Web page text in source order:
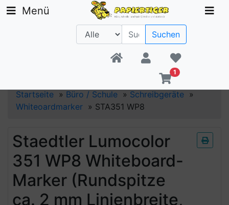
Beratung +49 30 1300 6481
Menü
Suchen
1
Startseite » Büro / Schule » Schreibgeräte »
Whiteoardmarker » STA351 WP8
Staedtler Lumocolor
351 WP8 Whiteboard-
Marker (Rundspitze
ca. 2 mm Linienbreite,